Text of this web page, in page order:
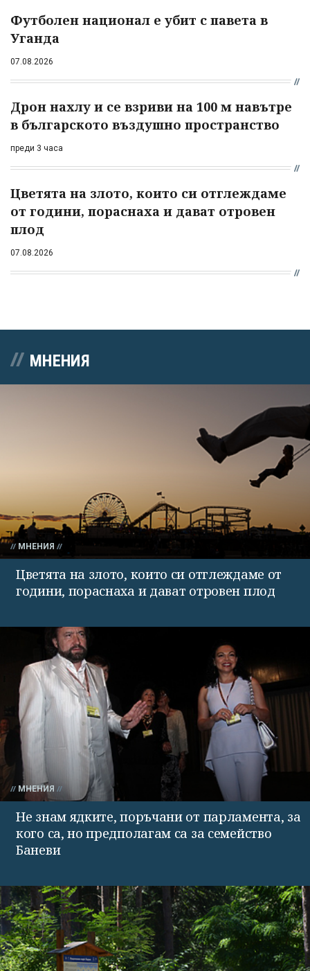
Футболен национал е убит с павета в
Уганда
07.08.2026
Дрон нахлу и се взриви на 100 м навътре
в българското въздушно пространство
преди 3 часа
Цветята на злото, които си отглеждаме
от години, пораснаха и дават отровен
плод
07.08.2026
МНЕНИЯ
МНЕНИЯ
Цветята на злото, които си отглеждаме от
години, пораснаха и дават отровен плод
МНЕНИЯ
Не знам ядките, поръчани от парламента, за
кого са, но предполагам са за семейство
Баневи